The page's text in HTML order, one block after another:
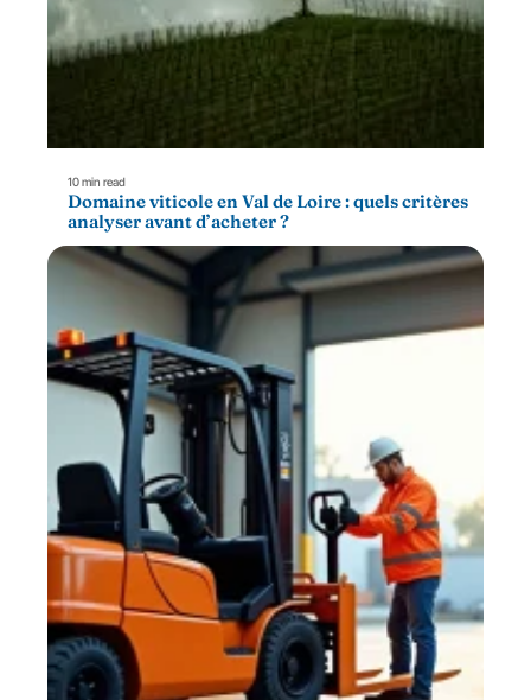
10 min read
Domaine viticole en Val de Loire : quels critères
analyser avant d’acheter ?